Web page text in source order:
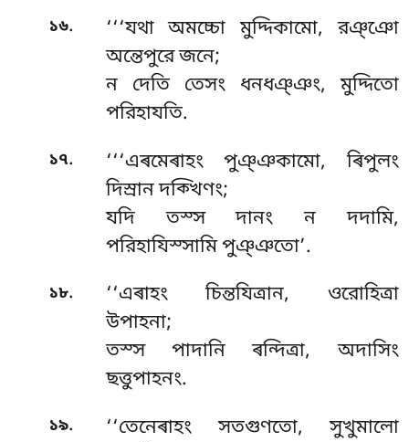
১৬.
‘‘‘যথা অমচ্চো মুদ্দিকামো, রঞ্ঞো
অন্তেপুরে জনে;
ন দেতি তেসং ধনধঞ্ঞং, মুদ্দিতো
পরিহাযতি.
১৭.
‘‘‘এৰমেৰাহং পুঞ্ঞকামো, ৰিপুলং
দিস্ৰান দক্খিণং;
যদি তস্স দানং ন দদামি,
পরিহাযিস্সামি পুঞ্ঞতো’.
১৮.
‘‘এৰাহং চিন্তযিত্ৰান, ওরোহিত্ৰা
উপাহনা;
তস্স পাদানি ৰন্দিত্ৰা, অদাসিং
ছত্তুপাহনং.
১৯. ‘‘তেনেৰাহংসতগুণতো, সুখুমালো